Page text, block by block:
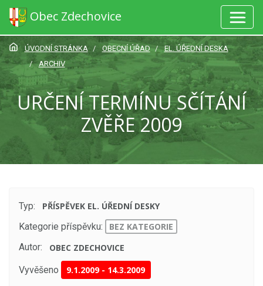
Obec Zdechovice
ÚVODNÍ STRÁNKA OBECNÍ ÚŘAD
EL. ÚŘEDNÍ DESKA
ARCHIV
URČENÍ TERMÍNU SČÍTÁNÍ
ZVĚŘE 2009
Typ:
PŘÍSPĚVEK EL. ÚŘEDNÍ DESKY
Kategorie příspěvku:
BEZ KATEGORIE
Autor:
OBEC ZDECHOVICE
Vyvěšeno 9.1.2009- 14.3.2009